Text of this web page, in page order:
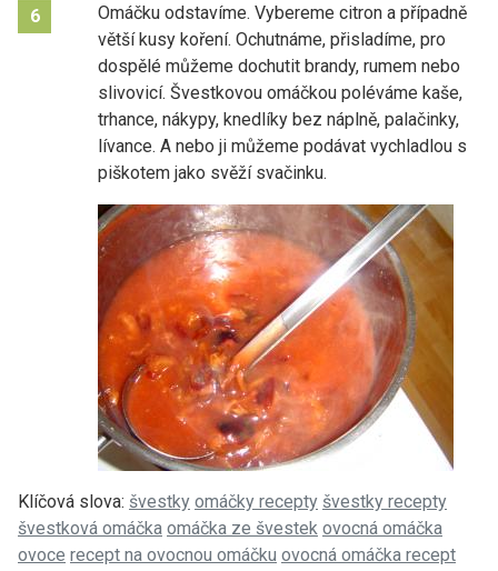
6
Omáčku odstavíme. Vybereme citron a případně
větší kusy koření. Ochutnáme, přisladíme, pro
dospělé můžeme dochutit brandy, rumem nebo
slivovicí. Švestkovou omáčkou poléváme kaše,
trhance, nákypy, knedlíky bez náplně, palačinky,
lívance. A nebo ji můžeme podávat vychladlou s
piškotem jako svěží svačinku.
Klíčová slova: švestky omáčky recepty švestky recepty
švestková omáčka omáčka ze švestek ovocná omáčka
ovoce recept na ovocnou omáčku ovocná omáčka recept